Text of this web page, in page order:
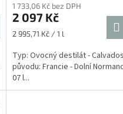
1 733,06 Kč bez DPH
2 097 Kč
Měrná
2 995,71 Kč / 1 l
Typ: Ovocný destilát -
původu: Francie - Dolní
07 l...